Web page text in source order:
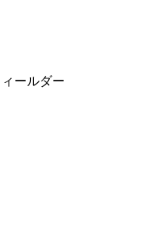
ールダー